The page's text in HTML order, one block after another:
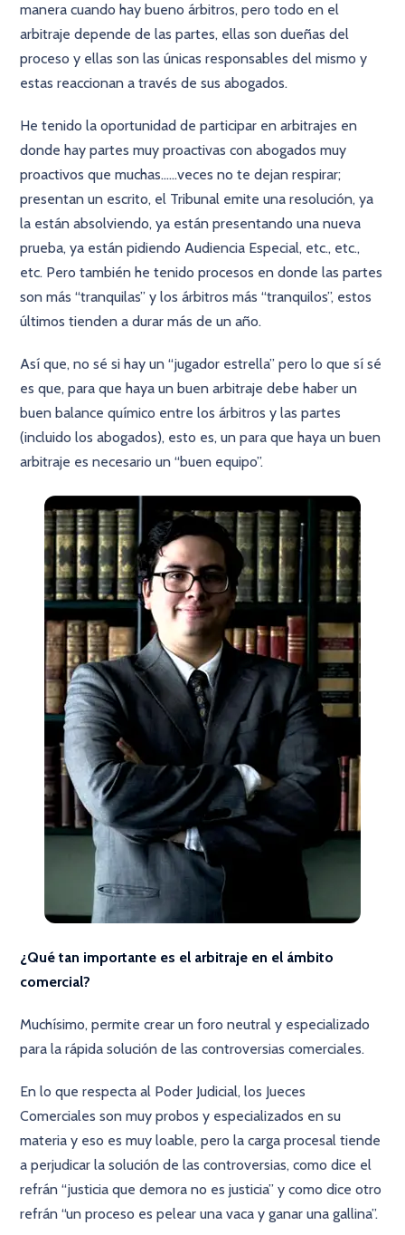
manera cuando hay bueno árbitros, pero todo en el
arbitraje depende de las partes, ellas son dueñas del
proceso y ellas son las únicas responsables del mismo y
estas reaccionan a través de sus abogados.
He tenido la oportunidad de participar en arbitrajes en
donde hay partes muy proactivas con abogados muy
proactivos que muchas......veces no te dejan respirar;
presentan un escrito, el Tribunal emite una resolución, ya
la están absolviendo, ya están presentando una nueva
prueba, ya están pidiendo Audiencia Especial, etc., etc.,
etc. Pero también he tenido procesos en donde las partes
son más “tranquilas” y los árbitros más “tranquilos”, estos
últimos tienden a durar más de un año.
Así que, no sé si hay un “jugador estrella” pero lo que sí sé
es que, para que haya un buen arbitraje debe haber un
buen balance químico entre los árbitros y las partes
(incluido los abogados), esto es, un para que haya un buen
arbitraje es necesario un “buen equipo”.
¿Qué tan importante es el arbitraje en el ámbito
comercial?
Muchísimo, permite crear un foro neutral y especializado
para la rápida solución de las controversias comerciales.
En lo que respecta al Poder Judicial, los Jueces
Comerciales son muy probos y especializados en su
materia y eso es muy loable, pero la carga procesal tiende
a perjudicar la solución de las controversias, como dice el
refrán “justicia que demora no es justicia” y como dice otro
refrán “un proceso es pelear una vaca y ganar una gallina”.